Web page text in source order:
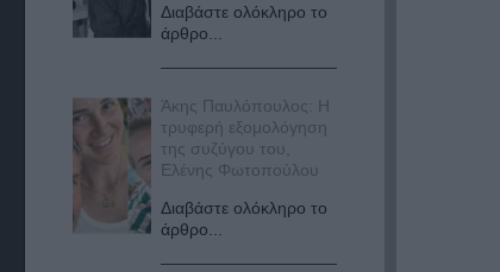
Διαβάστε ολόκληρο το
άρθρο...
Άκης Παυλόπουλος: Η
τρυφερή εξομολόγηση
της συζύγου του,
Ελένης Φωτοπούλου
Διαβάστε ολόκληρο το
άρθρο...